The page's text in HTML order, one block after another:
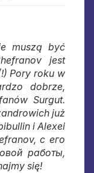
muszą być
jest
Pory roku w
dobrze,
Surgut.
już
i Alexei
с его
работы,
się!